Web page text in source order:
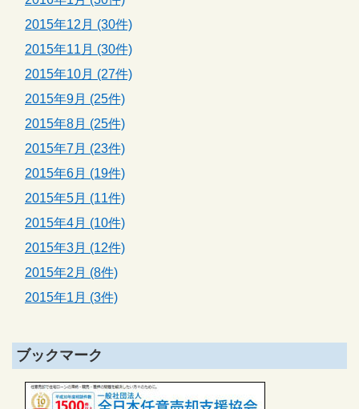
2015年12月 (30件)
2015年11月 (30件)
2015年10月 (27件)
2015年9月 (25件)
2015年8月 (25件)
2015年7月 (23件)
2015年6月 (19件)
2015年5月 (11件)
2015年4月 (10件)
2015年3月 (12件)
2015年2月 (8件)
2015年1月 (3件)
ブックマーク